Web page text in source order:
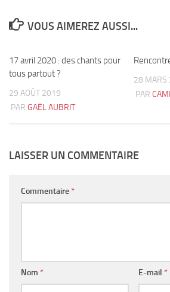
VOUS AIMEREZ AUSSI...
17 avril 2020 : des chants pour
tous partout ?
29 AOÛT 2019
PAR GAËL AUBRIT
28 MARS
PAR
LAISSER UN COMMENTAIRE
Commentaire *
Nom * E-mail *